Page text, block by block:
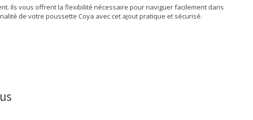
Ils vous offrent la flexibilité nécessaire pour naviguer facilement dans
de votre poussette Coya avec cet ajout pratique et sécurisé.